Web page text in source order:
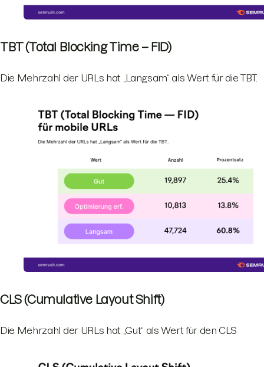
TBT (Total Blocking Time – FID)
Die Mehrzahl der URLs hat „Langsam“ als Wert für die TBT.
CLS (Cumulative Layout Shift)
Die Mehrzahl der URLs hat „Gut“ als Wert für den CLS